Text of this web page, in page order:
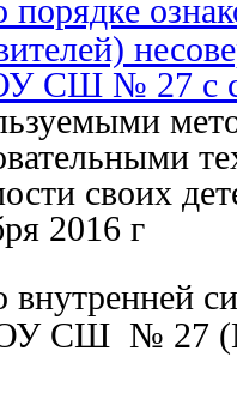
СШ № 27 с
своих
2016 г
СШ № 27 (